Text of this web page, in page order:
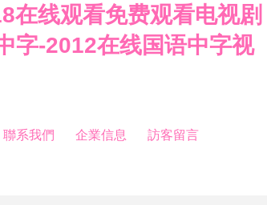
线观看免费观看电视剧
字-2012在线国语中字视
聯系我們 企業信息 訪客留言